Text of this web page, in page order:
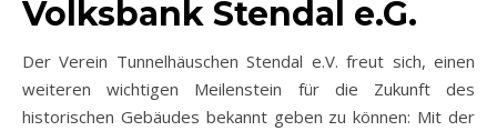
Volksbank Stendal e.G.
Der Verein Tunnelhäuschen Stendal e.V. freut sich, einen
weiteren wichtigen Meilenstein für die Zukunft des
historischen Gebäudes bekannt geben zu können: Mit der